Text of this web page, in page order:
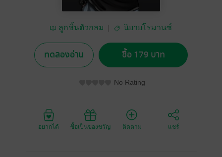
ลูกชิ้นตัวกลม นิยายโรมานซ์
ทดลองอ่าน ซื้อ 179 บาท
No Rating
อยากได้ ซื้อเป็นของขวัญ ติดตาม แชร์